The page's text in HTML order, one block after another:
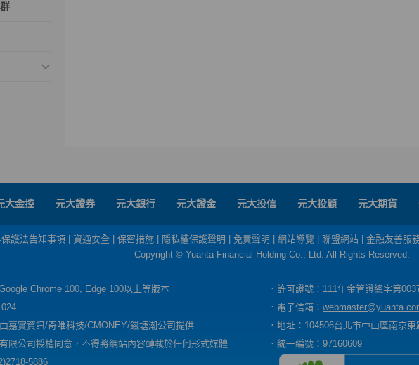
大金控 元大證券 元大銀行 元大證金 元大投信 元大投顧 元大期貨
護法告知事項 資通安全 保密措施 隱私權保護聲明 免責聲明 網站導覽 聯盟網站
金融友善服
Copyright © Yuanta Financial Holding Co., Ltd. All Rights Reserved.
Chrome 100, Edge 100以上等版本
．許可證號：111年金管證總字第
．電子信箱：
嘉實資訊/奇唯科技/CMONEY/錢塘潮公司提供
．地址：104506台北市中山區南京
限公司授權同意，不得將網站內容轉載於任何形式媒體
．統一編號：97160609
5886